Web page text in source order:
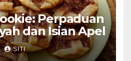
Perpaduan
dan Isian Apel
SITI